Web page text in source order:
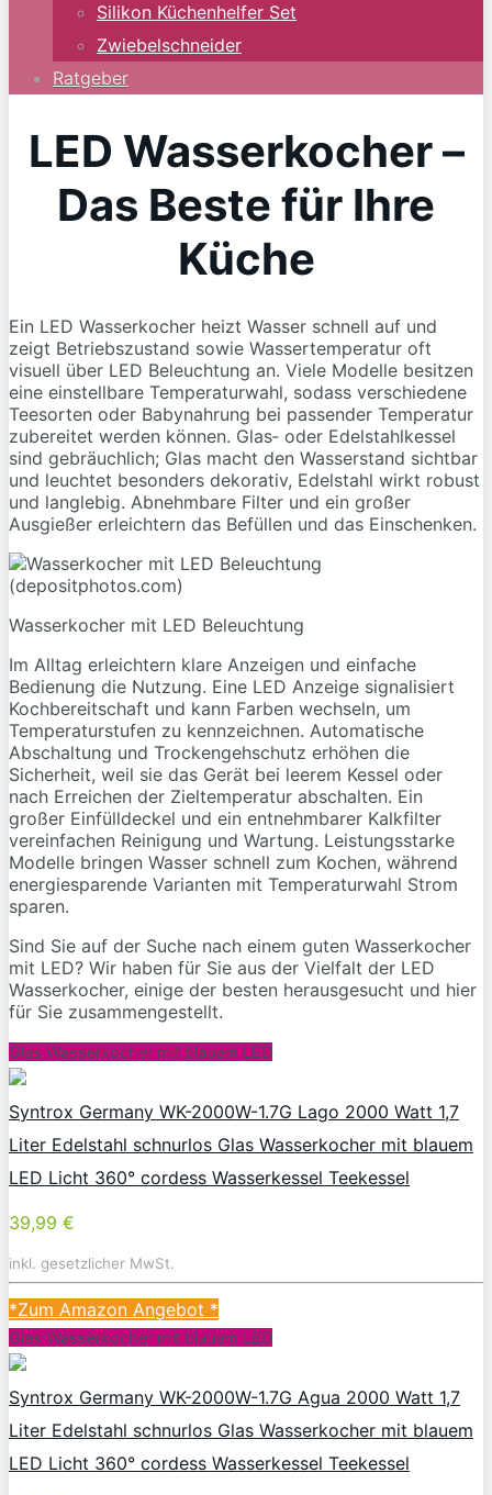
Silikon Küchenhelfer Set
Zwiebelschneider
Ratgeber
LED Wasserkocher –
Das Beste für Ihre
Küche
Ein LED Wasserkocher heizt Wasser schnell auf und
zeigt Betriebszustand sowie Wassertemperatur oft
visuell über LED Beleuchtung an. Viele Modelle besitzen
eine einstellbare Temperaturwahl, sodass verschiedene
Teesorten oder Babynahrung bei passender Temperatur
zubereitet werden können. Glas‑ oder Edelstahlkessel
sind gebräuchlich; Glas macht den Wasserstand sichtbar
und leuchtet besonders dekorativ, Edelstahl wirkt robust
und langlebig. Abnehmbare Filter und ein großer
Ausgießer erleichtern das Befüllen und das Einschenken.
Wasserkocher mit LED Beleuchtung
Im Alltag erleichtern klare Anzeigen und einfache
Bedienung die Nutzung. Eine LED Anzeige signalisiert
Kochbereitschaft und kann Farben wechseln, um
Temperaturstufen zu kennzeichnen. Automatische
Abschaltung und Trockengehschutz erhöhen die
Sicherheit, weil sie das Gerät bei leerem Kessel oder
nach Erreichen der Zieltemperatur abschalten. Ein
großer Einfülldeckel und ein entnehmbarer Kalkfilter
vereinfachen Reinigung und Wartung. Leistungsstarke
Modelle bringen Wasser schnell zum Kochen, während
energiesparende Varianten mit Temperaturwahl Strom
sparen.
Sind Sie auf der Suche nach einem guten Wasserkocher
mit LED? Wir haben für Sie aus der Vielfalt der LED
Wasserkocher, einige der besten herausgesucht und hier
für Sie zusammengestellt.
Glas Wasserkocher mit blauem LED
Syntrox Germany WK-2000W-1.7G Lago 2000 Watt 1,7
Liter Edelstahl schnurlos Glas Wasserkocher mit blauem
LED Licht 360° cordess Wasserkessel Teekessel
39,99 €
inkl. gesetzlicher MwSt.
*Zum Amazon Angebot *
Glas Wasserkocher mit blauem LED
Syntrox Germany WK-2000W-1.7G Agua 2000 Watt 1,7
Liter Edelstahl schnurlos Glas Wasserkocher mit blauem
LED Licht 360° cordess Wasserkessel Teekessel